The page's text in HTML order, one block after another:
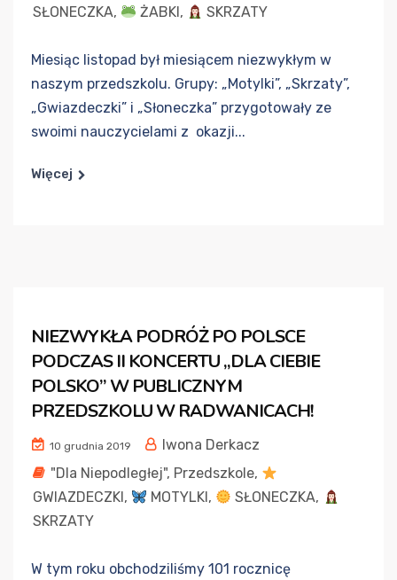
SŁONECZKA, ŻABKI, SKRZATY
Miesiąc listopad był miesiącem niezwykłym w
naszym przedszkolu. Grupy: „Motylki”, „Skrzaty”,
„Gwiazdeczki” i „Słoneczka” przygotowały ze
swoimi nauczycielami z okazji...
Więcej
NIEZWYKŁA PODRÓŻ PO POLSCE
PODCZAS II KONCERTU „DLA CIEBIE
POLSKO” W PUBLICZNYM
PRZEDSZKOLU W RADWANICACH!
10 grudnia 2019
Iwona Derkacz
"Dla Niepodległej", Przedszkole,
GWIAZDECZKI, MOTYLKI, SŁONECZKA,
SKRZATY
W tym roku obchodziliśmy 101 rocznicę